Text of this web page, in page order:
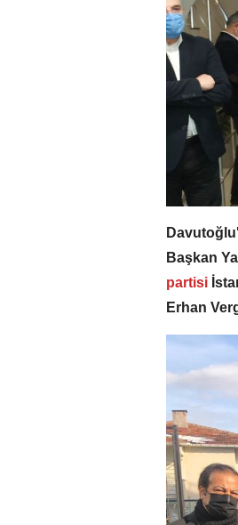
Davutoğlu'
Başkan
partisi
Erhan